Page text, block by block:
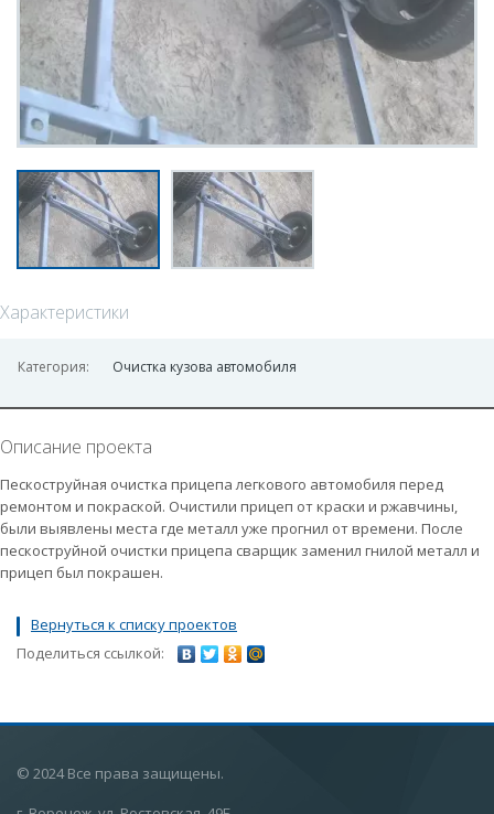
Характеристики
Категория: Очистка кузова автомобиля
Описание проекта
Пескоструйная очистка прицепа легкового автомобиля перед
ремонтом и покраской. Очистили прицеп от краски и ржавчины,
были выявлены места где металл уже прогнил от времени. После
пескоструйной очистки прицепа сварщик заменил гнилой металл и
прицеп был покрашен.
Вернуться к списку проектов
Поделиться ссылкой:
© 2024 Все права защищены.